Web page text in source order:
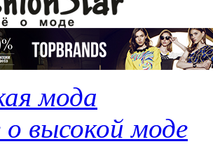
мода
о высокой моде